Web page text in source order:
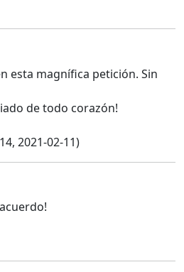
esta magnífica petición. Sin
de todo corazón!
2021-02-11)